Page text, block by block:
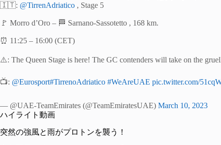
🇮🇹: @TirrenAdriatico , Stage 5
🚩 Morro d’Oro – 🏁 Sarnano-Sassotetto , 168 km.
⏰ 11:25 – 16:00 (CET)
⚠️: The Queen Stage is here! The GC contenders will take on the
📺: @Eurosport#TirrenoAdriatico #WeAreUAE pic.twitter.com/
— @UAE-TeamEmirates (@TeamEmiratesUAE) March 10, 2023
ハイライト動画
突然の強風と雨がプロトンを襲う！